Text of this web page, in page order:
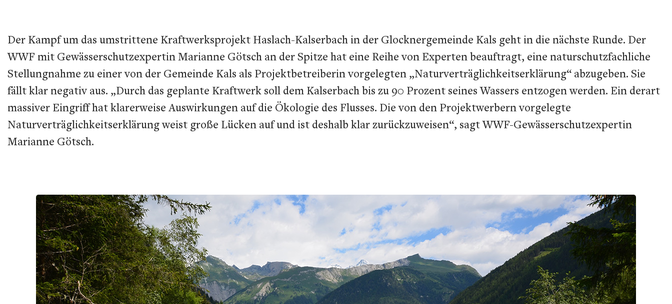
Der Kampf um das umstrittene Kraftwerksprojekt Haslach-Kalserbach in der Glocknergemeinde Kals geht in die nächste Runde. Der
WWF mit Gewässerschutzexpertin Marianne Götsch an der Spitze hat eine Reihe von Experten beauftragt, eine naturschutzfachliche
Stellungnahme zu einer von der Gemeinde Kals als Projektbetreiberin vorgelegten „Naturverträglichkeitserklärung“ abzugeben. Sie
fällt klar negativ aus. „Durch das geplante Kraftwerk soll dem Kalserbach bis zu 90 Prozent seines Wassers entzogen werden. Ein derart
massiver Eingriff hat klarerweise Auswirkungen auf die Ökologie des Flusses. Die von den Projektwerbern vorgelegte
Naturverträglichkeitserklärung weist große Lücken auf und ist deshalb klar zurückzuweisen“, sagt WWF-Gewässerschutzexpertin
Marianne Götsch.